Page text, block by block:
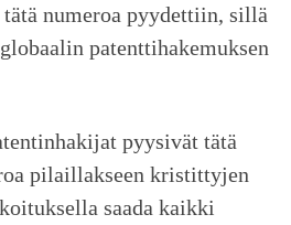
tätä numeroa pyydettiin, sillä
patenttihakemuksen
pyysivät tätä
pilaillakseen kristittyjen
saada kaikki